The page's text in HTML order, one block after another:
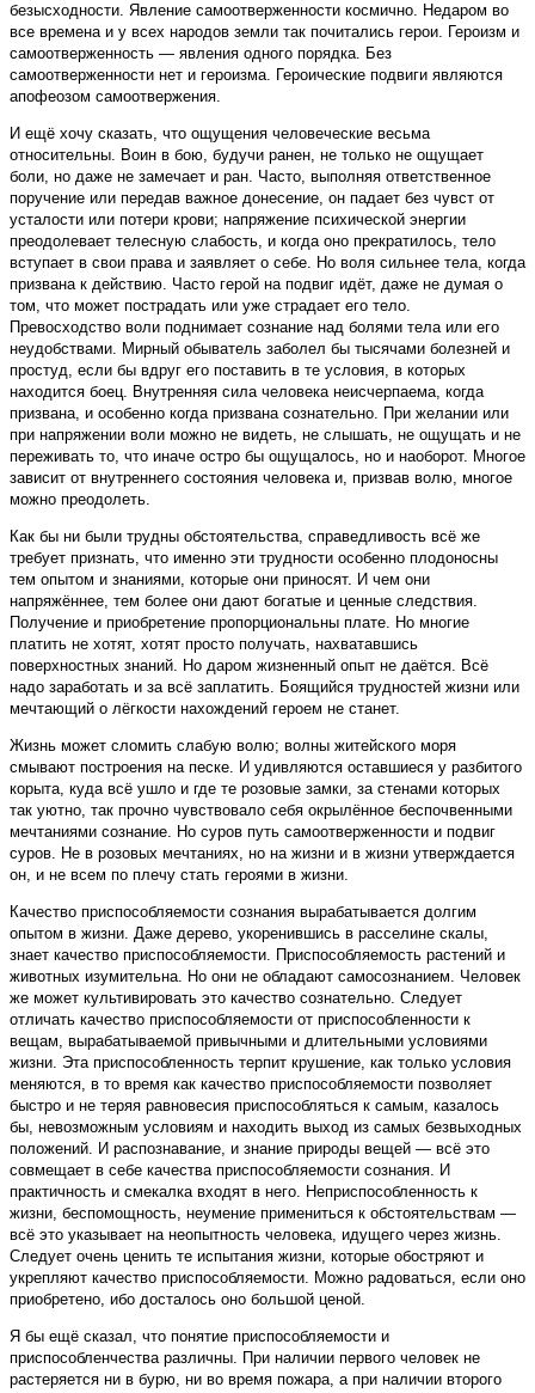
безысходности. Явление самоотверженности космично. Недаром во
все времена и у всех народов земли так почитались герои. Героизм и
самоотверженность — явления одного порядка. Без
самоотверженности нет и героизма. Героические подвиги являются
апофеозом самоотвержения.
И ещё хочу сказать, что ощущения человеческие весьма
относительны. Воин в бою, будучи ранен, не только не ощущает
боли, но даже не замечает и ран. Часто, выполняя ответственное
поручение или передав важное донесение, он падает без чувст от
усталости или потери крови; напряжение психической энергии
преодолевает телесную слабость, и когда оно прекратилось, тело
вступает в свои права и заявляет о себе. Но воля сильнее тела, когда
призвана к действию. Часто герой на подвиг идёт, даже не думая о
том, что может пострадать или уже страдает его тело.
Превосходство воли поднимает сознание над болями тела или его
неудобствами. Мирный обыватель заболел бы тысячами болезней и
простуд, если бы вдруг его поставить в те условия, в которых
находится боец. Внутренняя сила человека неисчерпаема, когда
призвана, и особенно когда призвана сознательно. При желании или
при напряжении воли можно не видеть, не слышать, не ощущать и не
переживать то, что иначе остро бы ощущалось, но и наоборот. Многое
зависит от внутреннего состояния человека и, призвав волю, многое
можно преодолеть.
Как бы ни были трудны обстоятельства, справедливость всё же
требует признать, что именно эти трудности особенно плодоносны
тем опытом и знаниями, которые они приносят. И чем они
напряжённее, тем более они дают богатые и ценные следствия.
Получение и приобретение пропорциональны плате. Но многие
платить не хотят, хотят просто получать, нахватавшись
поверхностных знаний. Но даром жизненный опыт не даётся. Всё
надо заработать и за всё заплатить. Боящийся трудностей жизни или
мечтающий о лёгкости нахождений героем не станет.
Жизнь может сломить слабую волю; волны житейского моря
смывают построения на песке. И удивляются оставшиеся у разбитого
корыта, куда всё ушло и где те розовые замки, за стенами которых
так уютно, так прочно чувствовало себя окрылённое беспочвенными
мечтаниями сознание. Но суров путь самоотверженности и подвиг
суров. Не в розовых мечтаниях, но на жизни и в жизни утверждается
он, и не всем по плечу стать героями в жизни.
Качество приспособляемости сознания вырабатывается долгим
опытом в жизни. Даже дерево, укоренившись в расселине скалы,
знает качество приспособляемости. Приспособляемость растений и
животных изумительна. Но они не обладают самосознанием. Человек
же может культивировать это качество сознательно. Следует
отличать качество приспособляемости от приспособленности к
вещам, вырабатываемой привычными и длительными условиями
жизни. Эта приспособленность терпит крушение, как только условия
меняются, в то время как качество приспособляемости позволяет
быстро и не теряя равновесия приспособляться к самым, казалось
бы, невозможным условиям и находить выход из самых безвыходных
положений. И распознавание, и знание природы вещей — всё это
совмещает в себе качества приспособляемости сознания. И
практичность и смекалка входят в него. Неприспособленность к
жизни, беспомощность, неумение примениться к обстоятельствам —
всё это указывает на неопытность человека, идущего через жизнь.
Следует очень ценить те испытания жизни, которые обостряют и
укрепляют качество приспособляемости. Можно радоваться, если оно
приобретено, ибо досталось оно большой ценой.
Я бы ещё сказал, что понятие приспособляемости и
приспособленчества различны. При наличии первого человек не
растеряется ни в бурю, ни во время пожара, а при наличии второго